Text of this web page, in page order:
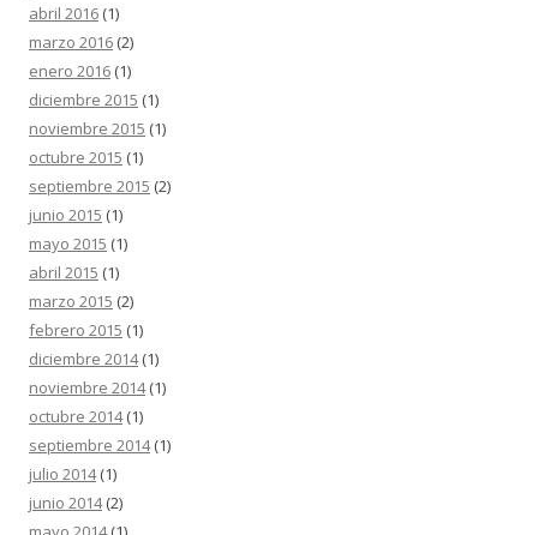
abril 2016 (1)
marzo 2016 (2)
enero 2016 (1)
diciembre 2015 (1)
noviembre 2015 (1)
octubre 2015 (1)
septiembre 2015 (2)
junio 2015 (1)
mayo 2015 (1)
abril 2015 (1)
marzo 2015 (2)
febrero 2015 (1)
diciembre 2014(1)
noviembre 2014(1)
octubre 2014(1)
septiembre 2014(1)
julio 2014(1)
junio 2014(2)